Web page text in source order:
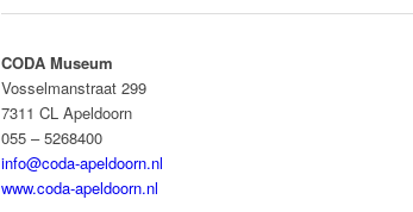
CODA Museum
Vosselmanstraat 299
7311 CL Apeldoorn
055 – 5268400
info@coda-apeldoorn.nl
www.coda-apeldoorn.nl